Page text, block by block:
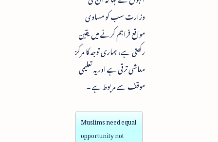
وزارت سب کو مساوی
مواقع فراہم کرنے میں یقین
رکھتی ہے ، ہماری توجہ کا مرکز
معاشی ترقی ہے اور یہ تعلیمی
موقف سے مربوط ہے ۔
Muslims need equal
opportunity not